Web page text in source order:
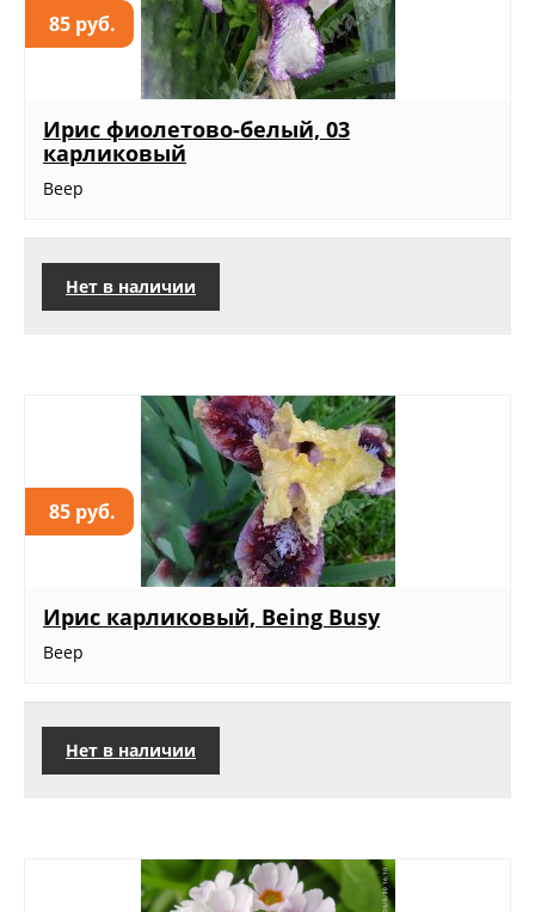
85 руб.
Ирис фиолетово-белый, 03
карликовый
Веер
Нет в наличии
85 руб.
Ирис карликовый, Being Busy
Веер
Нет в наличии